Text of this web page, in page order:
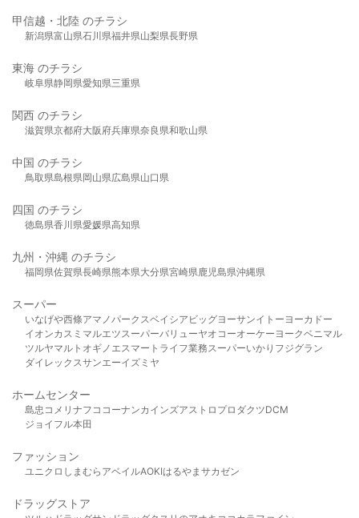
甲信越・北陸 のチラシ
新潟県富山県石川県福井県山梨県長野県
東海 のチラシ
岐阜県静岡県愛知県三重県
関西 のチラシ
滋賀県京都府大阪府兵庫県奈良県和歌山県
中国 のチラシ
鳥取県島根県岡山県広島県山口県
四国 のチラシ
徳島県香川県愛媛県高知県
九州・沖縄 のチラシ
福岡県佐賀県長崎県熊本県大分県宮崎県鹿児島県沖縄県
スーパー
いなげや西條アマノパークスベイシア ビッグヨーサンイトーヨーカドー
イオンカスミ マルエツスーパーバリューヤオコーオーケー ヨークベニマル
ツルヤマルト オギノ エスマート ライフ業務スーパーいかり フジグラン
ダイレックスサンエーイズミヤ
ホームセンター
島忠 コメリ ナフコ コーナンカインズアストロプロダクツDCM
ジョイフル本田
ファッション
ユニクロ しまむら アベイルAOKIはるやま サカゼン
ドラッグストア